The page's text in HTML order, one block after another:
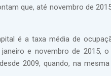
que, até novembro de
é a taxa média de
e novembro de 2015,
2009, quando, na